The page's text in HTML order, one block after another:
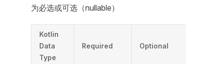
为必选或可选（nullable）
Kotlin
Data
Type
Required Optional